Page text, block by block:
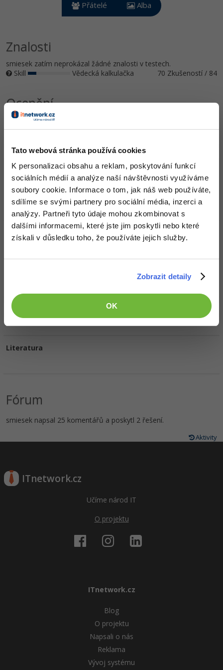
Tato webová stránka používá cookies
K personalizaci obsahu a reklam, poskytování funkcí
sociálních médií a analýze naší návštěvnosti využíváme
soubory cookie. Informace o tom, jak náš web používáte,
sdílíme se svými partnery pro sociální média, inzerci a
analýzy. Partneři tyto údaje mohou zkombinovat s
dalšími informacemi, které jste jim poskytli nebo které
získali v důsledku toho, že používáte jejich služby.
Zobrazit detaily
OK
Copywriter
WordPress specialista
SEO specialista
Algoritmy -41%
Umělá inteligence (AI)
Pro děti
Fórum
Windows
Linux
Kybernetická bezpečnost
Fórum
Fórum
Přátelé Alba
Znalosti
smiesek zatím neprokázal žádné znalosti v testech.
Skill
Vědecká kalkulačka 70 Zkušeností / 84
Ocenění
smiesek zatím nezískal žádná ocenění.
Doplňující informace
Česká republika, Hlavní město Praha. Vyhledat kolegy
Oblíbené IDE, Editor
HW sestava
Oblíbená hudba
Literatura
Fórum
smiesek napsal 25 komentářů a poskytl 2 řešení.
Aktivity
ITnetwork.cz
Učíme národ IT
O projektu
ITnetwork.cz
Blog
O projektu
Napsali o nás
Reklama
Vývoj systému